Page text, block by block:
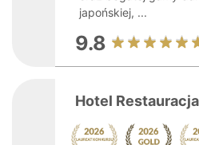
japońskiej, ...
9.8
Hotel